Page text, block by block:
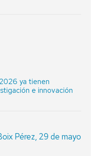
ya tienen
e innovación
Pérez, 29 de mayo